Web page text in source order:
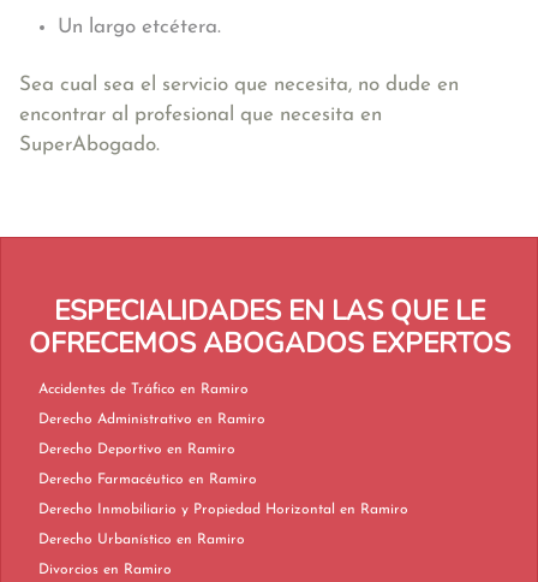
Un largo etcétera.
Sea cual sea el servicio que necesita, no dude en
encontrar al profesional que necesita en
SuperAbogado.
ESPECIALIDADES EN LAS QUE LE
OFRECEMOS ABOGADOS EXPERTOS
Accidentes de Tráfico en Ramiro
Derecho Administrativo en Ramiro
Derecho Deportivo en Ramiro
Derecho Farmacéutico en Ramiro
Derecho Inmobiliario y Propiedad Horizontal en Ramiro
Derecho Urbanístico en Ramiro
Divorcios en Ramiro